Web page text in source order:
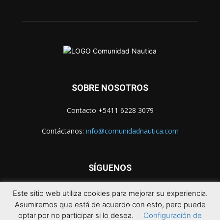
SOBRE NOSOTROS
Contacto +5411 6228 3079
Contáctanos: info@comunidadnautica.com
SÍGUENOS
Este sitio web utiliza cookies para mejorar su experiencia.
Asumiremos que está de acuerdo con esto, pero puede
optar por no participar si lo desea.
Configuración de